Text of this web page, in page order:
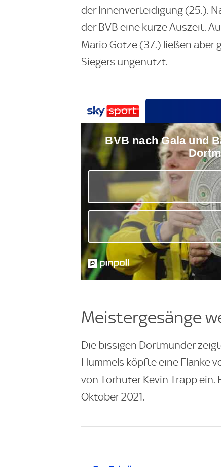
der Innenverteidigung (25.).
der BVB eine kurze Auszeit.
Mario Götze (37.) ließen aber
Siegers ungenutzt.
Meistergesänge
Die bissigen Dortmunder
Hummels köpfte eine Flanke
von Torhüter Kevin Trapp ein.
Oktober 2021.